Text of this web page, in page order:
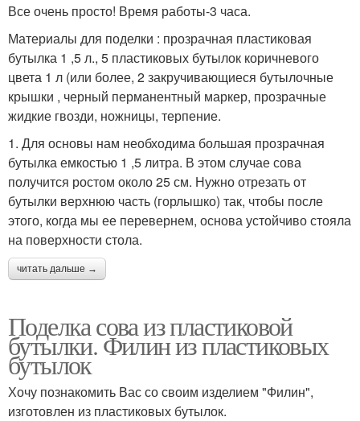
Все очень просто! Время работы-3 часа.
Материалы для поделки : прозрачная пластиковая
бутылка 1 ,5 л., 5 пластиковых бутылок коричневого
цвета 1 л (или более, 2 закручивающиеся бутылочные
крышки , черный перманентный маркер, прозрачные
жидкие гвозди, ножницы, терпение.
1. Для основы нам необходима большая прозрачная
бутылка емкостью 1 ,5 литра. В этом случае сова
получится ростом около 25 см. Нужно отрезать от
бутылки верхнюю часть (горлышко) так, чтобы после
этого, когда мы ее перевернем, основа устойчиво стояла
на поверхности стола.
читать дальше →
Поделка сова из пластиковой
бутылки. Филин из пластиковых
бутылок
Хочу познакомить Вас со своим изделием "Филин",
изготовлен из пластиковых бутылок.